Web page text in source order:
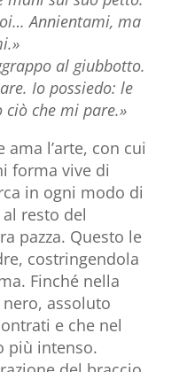
Annientami, ma
al giubbotto.
Io possiedo: le
ciò che mi pare.»
ama l’arte, con cui
forma vive di
in ogni modo di
resto del
pazza. Questo le
costringendola
Finché nella
assoluto
e che nel
più intenso.